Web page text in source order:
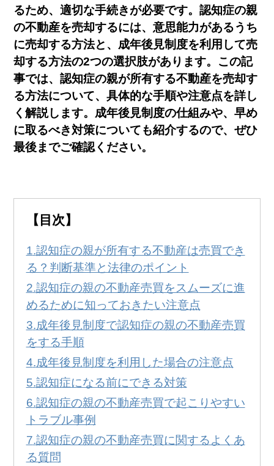
簡単査定 売却相談
無料！
るため、適切な手続きが必要です。認知症の親
の不動産を売却するには、意思能力があるうち
に売却する方法と、成年後見制度を利用して売
却する方法の2つの選択肢があります。この記
事では、認知症の親が所有する不動産を売却す
る方法について、具体的な手順や注意点を詳し
く解説します。成年後見制度の仕組みや、早め
に取るべき対策についても紹介するので、ぜひ
最後までご確認ください。
【目次】
認知症の親が所有する不動産は売買でき
る？判断基準と法律のポイント
認知症の親の不動産売買をスムーズに進
めるために知っておきたい注意点
成年後見制度で認知症の親の不動産売買
をする手順
成年後見制度を利用した場合の注意点
認知症になる前にできる対策
認知症の親の不動産売買で起こりやすい
トラブル事例
認知症の親の不動産売買に関するよくあ
る質問